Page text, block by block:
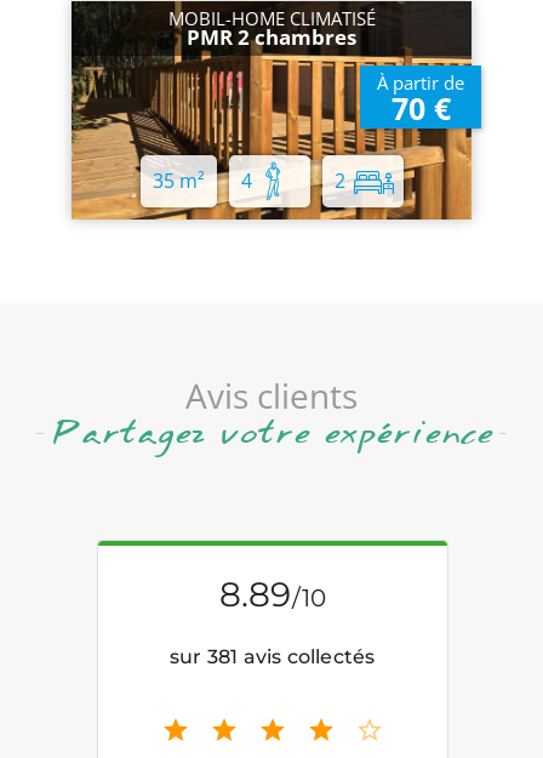
MOBIL-HOME CLIMATISÉ
PMR 2 chambres
À partir de
70 €
35 m² 4 2
Avis clients
Partagez votre expérience